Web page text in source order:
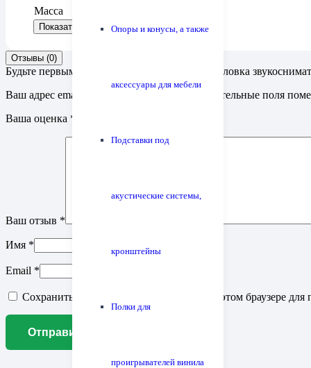
Опоры и конусы, а также
аксессуары для мебели
Подставки под
акустические системы,
кронштейны
Полки для
проигрывателей винила
Масса
Показать больше Показать меньше
Отзывы (0)
Будьте первым, кто оставил отзыв на “ММ-головка
Ваш адрес email не будет опубликован.
Обязательные поля
Ваша оценка *
Ваш отзыв *
Имя *
Email *
Сохранить моё имя, email и адрес сайта в этом браузере